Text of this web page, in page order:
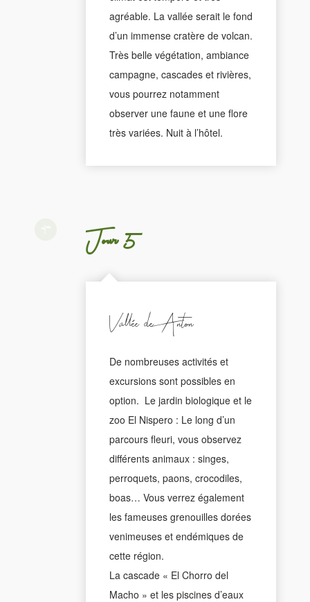
agréable. La vallée serait le fond
d’un immense cratère de volcan.
Très belle végétation, ambiance
campagne, cascades et rivières,
vous pourrez notamment
observer une faune et une flore
très variées. Nuit à l’hôtel.
Jour 5
Vallée de Anton
De nombreuses activités et
excursions sont possibles en
option. Le jardin biologique et le
zoo El Nispero : Le long d’un
parcours fleuri, vous observez
différents animaux : singes,
perroquets, paons, crocodiles,
boas… Vous verrez également
les fameuses grenouilles dorées
venimeuses et endémiques de
cette région.
La cascade « El Chorro del
Macho » et les piscines d’eaux